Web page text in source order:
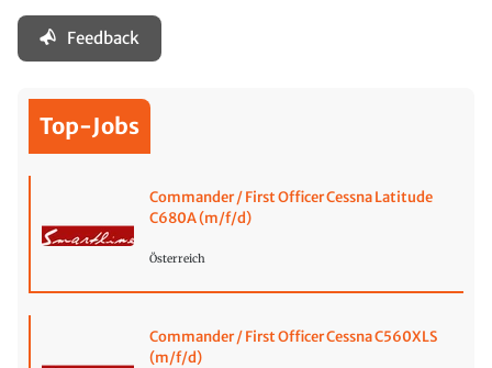
Feedback
Top-Jobs
Commander / First Officer Cessna Latitude
C680A (m/f/d)
Österreich
Commander / First Officer Cessna C560XLS
(m/f/d)